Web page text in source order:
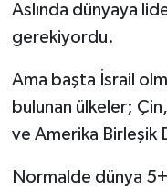
Aslında dünyaya
gerekiyordu.
Ama başta İsrail
bulunan ülkeler;
ve Amerika Birleşik
Normalde dünya